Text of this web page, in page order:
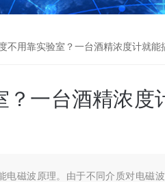
不用靠实验室？一台酒精浓度计就能
？一台酒精浓度
电磁波原理。由于不同介质对电磁